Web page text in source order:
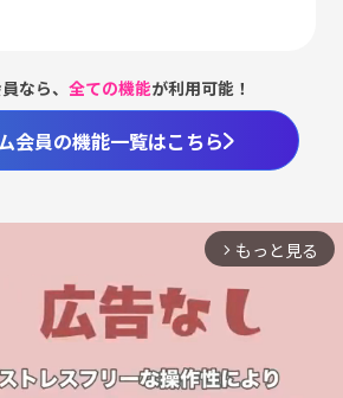
なら、全ての機能が利用可能！
会員の機能一覧はこちら
arrow_forward_ios もっと見る